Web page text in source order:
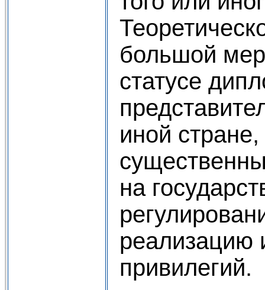
большой
статусе
иной
на
реализацию
привилегий.